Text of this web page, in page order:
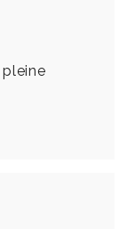
pleine